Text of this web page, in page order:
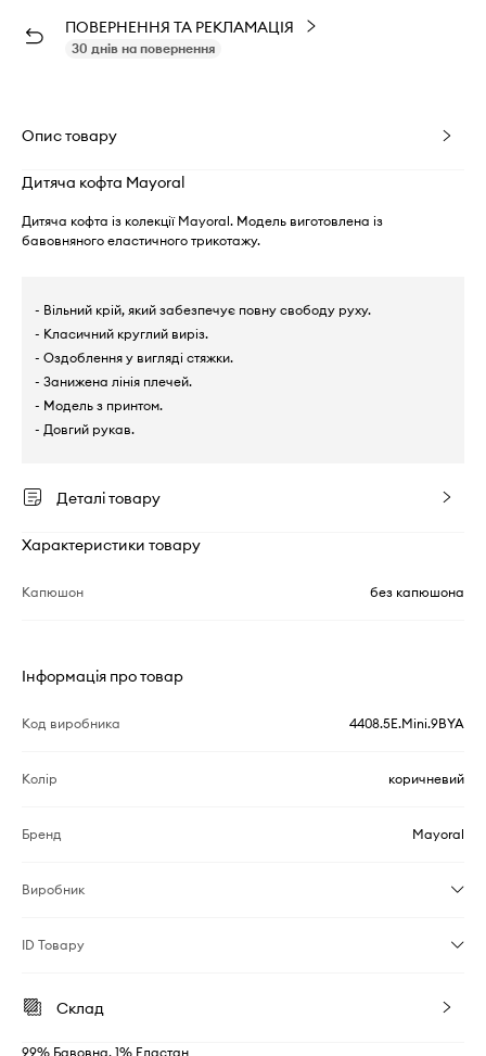
ПОВЕРНЕННЯ ТА РЕКЛАМАЦІЯ
30 днів на повернення
Опис товару
Дитяча кофта Mayoral
Дитяча кофта із колекції Mayoral. Модель виготовлена із
бавовняного еластичного трикотажу.
- Вільний крій, який забезпечує повну свободу руху.
- Класичний круглий виріз.
- Оздоблення у вигляді стяжки.
- Занижена лінія плечей.
- Модель з принтом.
- Довгий рукав.
Деталі товару
Характеристики товару
Капюшон без капюшона
Інформація про товар
Код виробника 4408.5E.Mini.9BYA
Колір коричневий
Бренд Mayoral
Виробник
ID Товару
Склад
99% Бавовна, 1% Еластан